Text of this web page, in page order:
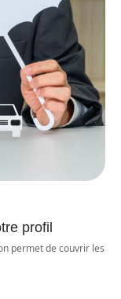
profil
permet de couvrir les